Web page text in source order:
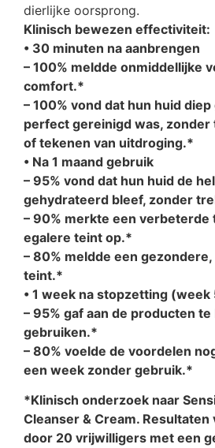
dierlijke oorsprong.
Klinisch bewezen effectiviteit:
• 30 minuten na aanbrengen
– 100% meldde onmiddellijke
comfort.*
– 100% vond dat hun huid
perfect gereinigd was,
of tekenen van uitdroging.*
• Na 1 maand gebruik
– 95% vond dat hun huid de
gehydrateerd bleef, zonder
– 90% merkte een verbeterde
egalere teint op.*
– 80% meldde een
teint.*
• 1 week na stopzetting (week
– 95% gaf aan de producten te
gebruiken.*
– 80% voelde de voordelen
een week zonder gebruik.*
*Klinisch onderzoek naar
Cleanser & Cream. Resultaten
door 20 vrijwilligers met een